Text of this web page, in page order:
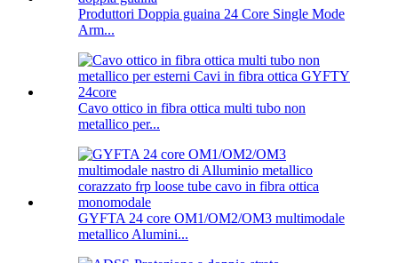
Produttori Doppia guaina 24 Core Single Mode
Arm...
Cavo ottico in fibra ottica multi tubo non
metallico per...
GYFTA 24 core OM1/OM2/OM3 multimodale
metallico Alumini...